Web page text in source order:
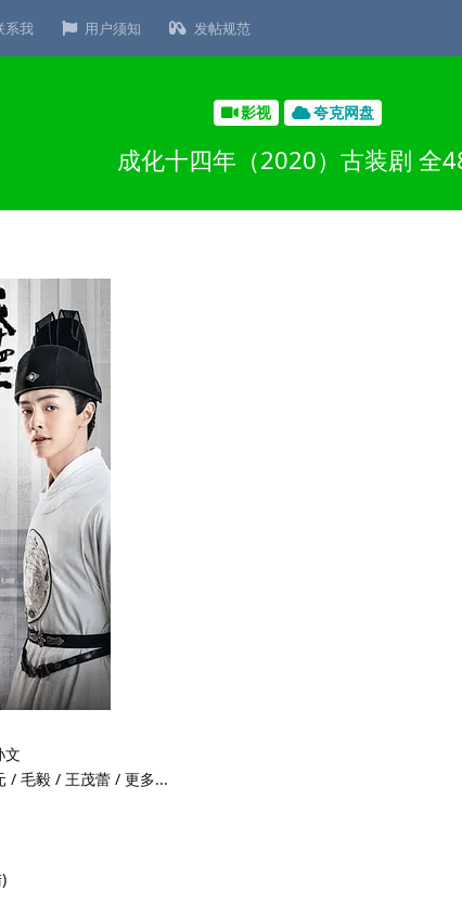
系我 用户须知 发帖规范
影视 夸克网盘
成化十四年（2020）古装剧 全
文
/ 毛毅 / 王茂蕾 / 更多...